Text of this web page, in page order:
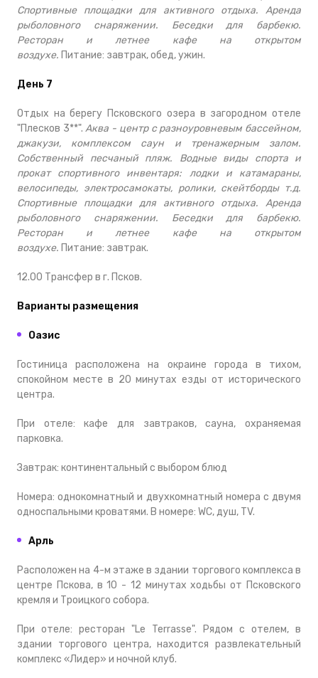
Спортивные площадки для активного отдыха. Аренда
рыболовного снаряжении. Беседки для барбекю.
Ресторан и летнее кафе на открытом
воздухе. Питание: завтрак, обед, ужин.
День 7
Отдых на берегу Псковского озера в загородном отеле
"Плесков 3**".Аква - центр с разноуровневым бассейном,
джакузи, комплексом саун и тренажерным залом.
Собственный песчаный пляж. Водные виды спорта и
прокат спортивного инвентаря: лодки и катамараны,
велосипеды, электросамокаты, ролики, скейтборды т.д.
Спортивные площадки для активного отдыха. Аренда
рыболовного снаряжении. Беседки для барбекю.
Ресторан и летнее кафе на открытом
воздухе. Питание: завтрак.
12.00 Трансфер в г. Псков.
Варианты размещения
Оазис
Гостиница расположена на окраине города в тихом,
спокойном месте в 20 минутах езды от исторического
центра.
При отеле: кафе для завтраков, сауна, охраняемая
парковка.
Завтрак: континентальный с выбором блюд
Номера: однокомнатный и двухкомнатный номера с двумя
односпальными кроватями. В номере: WC, душ, TV.
Арль
Расположен на 4-м этаже в здании торгового комплекса в
центре Пскова, в 10 - 12 минутах ходьбы от Псковского
кремля и Троицкого собора.
При отеле: ресторан "Le Terrasse". Рядом с отелем, в
здании торгового центра, находится развлекательный
комплекс «Лидер» и ночной клуб.